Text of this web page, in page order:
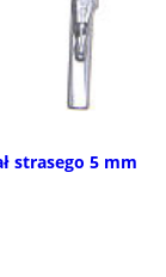
strasego 5 mm